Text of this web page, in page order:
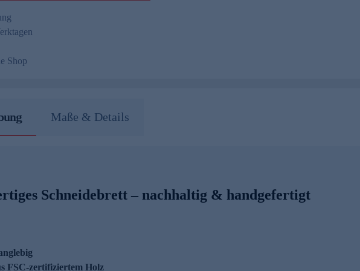
Shop
Maße & Details
Schneidebrett – nachhaltig & handgefertigt
FSC-zertifiziertem Holz